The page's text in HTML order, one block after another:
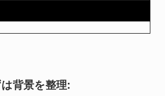
背景を整理: